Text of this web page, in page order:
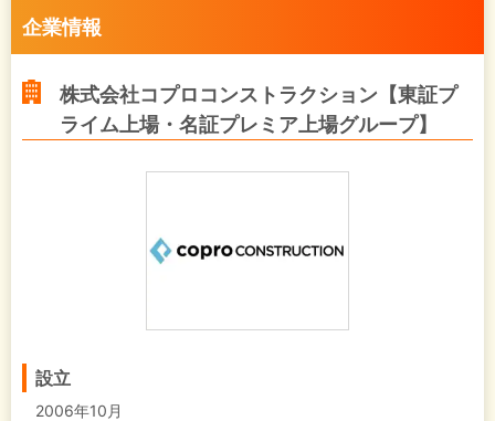
企業情報
株式会社コプロコンストラクション【東証プ
ライム上場・名証プレミア上場グループ】
設立
2006年10月